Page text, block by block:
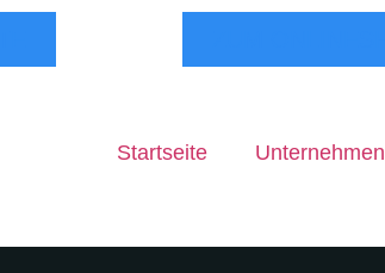
Startseite Unternehmen